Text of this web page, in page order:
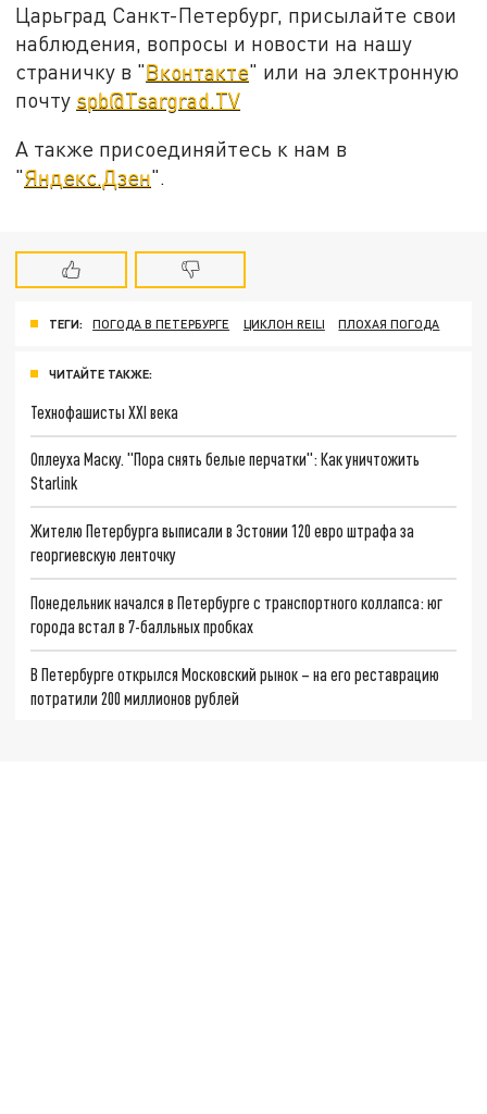
Царьград Санкт-Петербург, присылайте свои
наблюдения, вопросы и новости на нашу
страничку в "Вконтакте" или на электронную
почту spb@Tsargrad.TV
А также присоединяйтесь к нам в
"Яндекс.Дзен".
ТЕГИ: ПОГОДА В ПЕТЕРБУРГЕ ЦИКЛОН REILI ПЛОХАЯ ПОГОДА
ЧИТАЙТЕ ТАКЖЕ:
Технофашисты XXI века
Оплеуха Маску. "Пора снять белые перчатки": Как уничтожить
Starlink
Жителю Петербурга выписали в Эстонии 120 евро штрафа за
георгиевскую ленточку
Понедельник начался в Петербурге с транспортного коллапса: юг
города встал в 7-балльных пробках
В Петербурге открылся Московский рынок – на его реставрацию
потратили 200 миллионов рублей